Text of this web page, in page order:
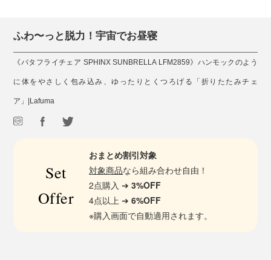
ふわ〜っと脱力！宇宙でお昼寝
《バタフライチェア SPHINX SUNBRELLA LFM2859》ハンモックのよう
に体をやさしく包み込み、ゆったりとくつろげる「折りたたみチェ
ア」|Lafuma
Set
Offer
おまとめ割引対象
対象商品なら組み合わせ自由！
2点購入 ➔3%OFF
4点以上 ➔6%OFF
※購入画面で自動適用されます。